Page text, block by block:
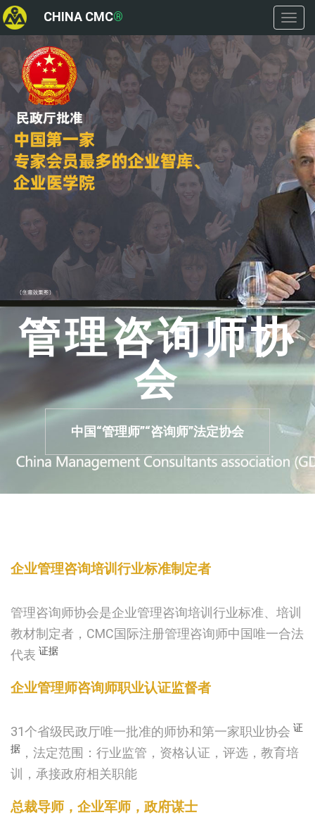
CHINA CMC®
管理咨询师协
会
中国“管理师”“咨询师”法定协会
企业管理咨询培训行业标准制定者
管理咨询师协会是企业管理咨询培训行业标准、培训
教材制定者，CMC国际注册管理咨询师中国唯一合法
代表 证据
企业管理师咨询师职业认证监督者
31个省级民政厅唯一批准的师协和第一家职业协会 证
据 ，法定范围：行业监管，资格认证，评选，教育培
训，承接政府相关职能
总裁导师，企业军师，政府谋士